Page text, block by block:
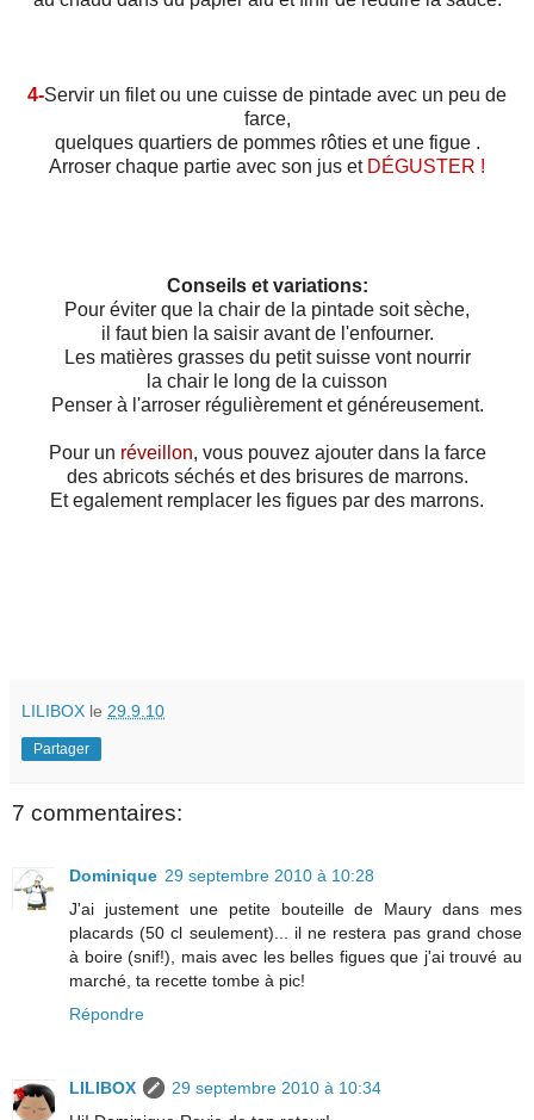
4-Servir un filet ou une cuisse de pintade avec un peu de
farce,
quelques quartiers de pommes rôties et une figue .
Arroser chaque partie avec son jus et DÉGUSTER !
Conseils et variations:
Pour éviter que la chair de la pintade soit sèche,
il faut bien la saisir avant de l'enfourner.
Les matières grasses du petit suisse vont nourrir
la chair le long de la cuisson
Penser à l'arroser régulièrement et généreusement.
Pour un réveillon, vous pouvez ajouter dans la farce
des abricots séchés et des brisures de marrons.
Et egalement remplacer les figues par des marrons.
LILIBOX le 29.9.10
Partager
7 commentaires:
Dominique 29 septembre 2010 à 10:28
J'ai justement une petite bouteille de Maury dans mes
placards (50 cl seulement)... il ne restera pas grand chose
à boire (snif!), mais avec les belles figues que j'ai trouvé au
marché, ta recette tombe à pic!
Répondre
LILIBOX
29 septembre 2010 à 10:34